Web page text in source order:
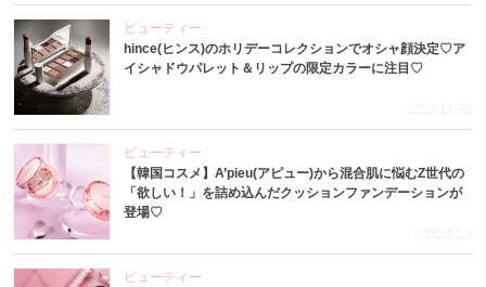
ビューティー
hince(ヒンス)のホリデーコレクションでオシャ顔決定♡ア
イシャドウパレット＆リップの限定カラーに注目♡
2022.11.28
ビューティー
【韓国コスメ】A’pieu(アピュー)から混合肌に悩むZ世代の
「欲しい！」を詰め込んだクッションファンデーションが
登場♡
2022.11.3
ビューティー